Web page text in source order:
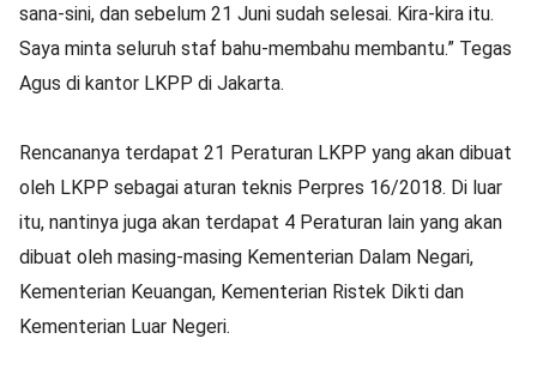
sana-sini, dan sebelum 21 Juni sudah selesai. Kira-kira itu.
Saya minta seluruh staf bahu-membahu membantu.” Tegas
Agus di kantor LKPP di Jakarta.
Rencananya terdapat 21 Peraturan LKPP yang akan dibuat
oleh LKPP sebagai aturan teknis Perpres 16/2018. Di luar
itu, nantinya juga akan terdapat 4 Peraturan lain yang akan
dibuat oleh masing-masing Kementerian Dalam Negari,
Kementerian Keuangan, Kementerian Ristek Dikti dan
Kementerian Luar Negeri.